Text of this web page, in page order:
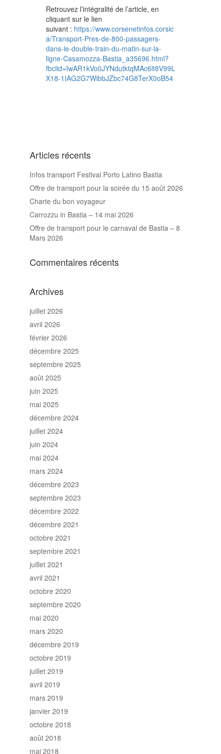
Retrouvez l’intégralité de l’article, en
cliquant sur le lien
suivant : https://www.corsenetinfos.corsic
a/Transport-Pres-de-800-passagers-
dans-le-double-train-du-matin-sur-la-
ligne-Casamozza-Bastia_a35696.html?
fbclid=IwAR1kVo0JYNdutktqMAc6lt8V99L
X18-1IAG2G7WibbJZbc74G8TerX0oB54
Articles récents
Infos transport Festival Porto Latino Bastia
Offre de transport pour la soirée du 15 août 2026
Charte du bon voyageur
Carrozzu in Bastia – 14 mai 2026
Offre de transport pour le carnaval de Bastia – 8
Mars 2026
Commentaires récents
Archives
juillet 2026
avril 2026
février 2026
décembre 2025
septembre 2025
août 2025
juin 2025
mai 2025
décembre 2024
juillet 2024
juin 2024
mai 2024
mars 2024
décembre 2023
septembre 2023
décembre 2022
décembre 2021
octobre 2021
septembre 2021
juillet 2021
avril 2021
octobre 2020
septembre 2020
mai 2020
mars 2020
décembre 2019
octobre 2019
juillet 2019
avril 2019
mars 2019
janvier 2019
octobre 2018
août 2018
mai 2018